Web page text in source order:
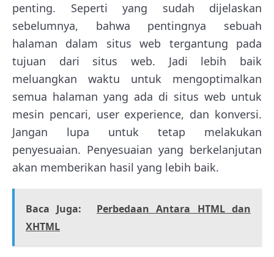
penting. Seperti yang sudah dijelaskan
sebelumnya, bahwa pentingnya sebuah
halaman dalam situs web tergantung pada
tujuan dari situs web. Jadi lebih baik
meluangkan waktu untuk mengoptimalkan
semua halaman yang ada di situs web untuk
mesin pencari, user experience, dan konversi.
Jangan lupa untuk tetap melakukan
penyesuaian. Penyesuaian yang berkelanjutan
akan memberikan hasil yang lebih baik.
Baca Juga:
Perbedaan Antara HTML dan
XHTML